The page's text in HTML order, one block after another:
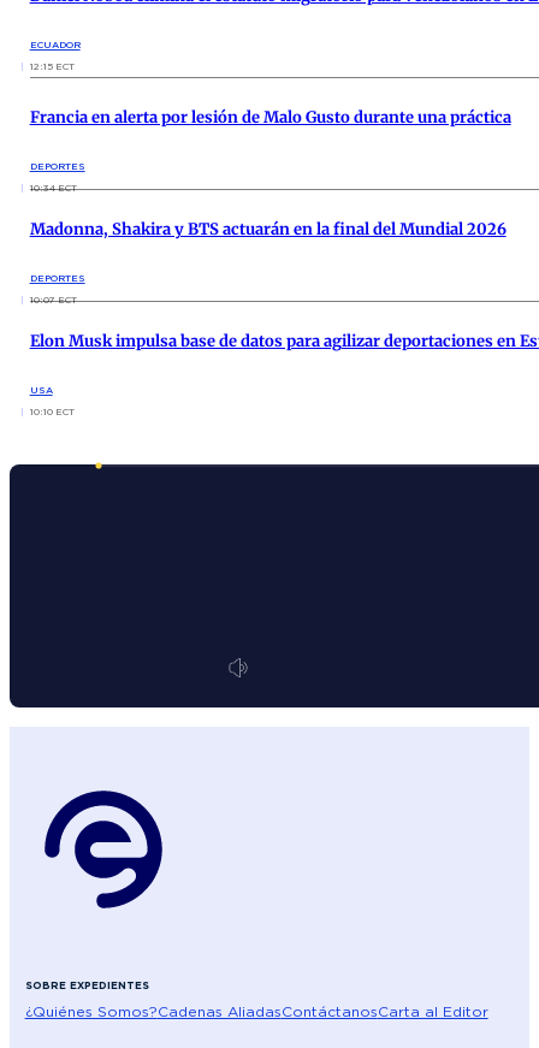
ECUADOR
12:15 ECT
Francia en alerta por lesión de Malo Gusto durante una práctica
DEPORTES
10:34 ECT
Madonna, Shakira y BTS actuarán en la final del Mundial 2026
DEPORTES
10:07 ECT
Elon Musk impulsa base de datos para agilizar deportaciones en
USA
10:10 ECT
SOBRE EXPEDIENTES
¿Quiénes Somos?Cadenas AliadasContáctanosCarta al Editor